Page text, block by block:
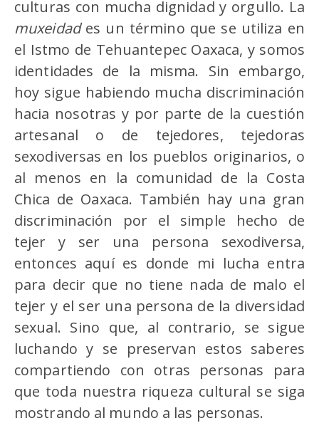
culturas con mucha dignidad y orgullo. La
muxeidades un término que se utiliza en
el Istmo de Tehuantepec Oaxaca, y somos
identidades de la misma. Sin embargo,
hoy sigue habiendo mucha discriminación
hacia nosotras y por parte de la cuestión
artesanal o de tejedores, tejedoras
sexodiversas en los pueblos originarios, o
al menos en la comunidad de la Costa
Chica de Oaxaca. También hay una gran
discriminación por el simple hecho de
tejer y ser una persona sexodiversa,
entonces aquí es donde mi lucha entra
para decir que no tiene nada de malo el
tejer y el ser una persona de la diversidad
sexual. Sino que, al contrario, se sigue
luchando y se preservan estos saberes
compartiendo con otras personas para
que toda nuestra riqueza cultural se siga
mostrando al mundo a las personas.